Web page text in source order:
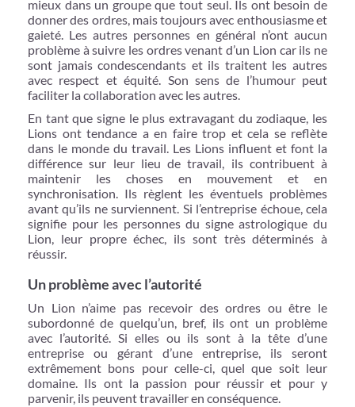
mieux dans un groupe que tout seul. Ils ont besoin de
donner des ordres, mais toujours avec enthousiasme et
gaieté. Les autres personnes en général n’ont aucun
problème à suivre les ordres venant d’un Lion car ils ne
sont jamais condescendants et ils traitent les autres
avec respect et équité. Son sens de l’humour peut
faciliter la collaboration avec les autres.
En tant que signe le plus extravagant du zodiaque, les
Lions ont tendance a en faire trop et cela se reflète
dans le monde du travail. Les Lions influent et font la
différence sur leur lieu de travail, ils contribuent à
maintenir les choses en mouvement et en
synchronisation. Ils règlent les éventuels problèmes
avant qu’ils ne surviennent. Si l’entreprise échoue, cela
signifie pour les personnes du signe astrologique du
Lion, leur propre échec, ils sont très déterminés à
réussir.
Un problème avec l’autorité
Un Lion n’aime pas recevoir des ordres ou être le
subordonné de quelqu’un, bref, ils ont un problème
avec l’autorité. Si elles ou ils sont à la tête d’une
entreprise ou gérant d’une entreprise, ils seront
extrêmement bons pour celle-ci, quel que soit leur
domaine. Ils ont la passion pour réussir et pour y
parvenir, ils peuvent travailler en conséquence.